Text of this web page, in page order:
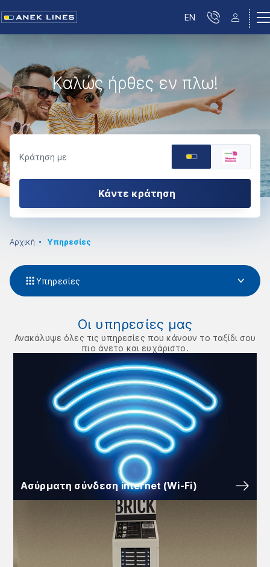
EN
Καλώς ήρθες εν πλω!
Κράτηση με
Κάντε κράτηση
Αρχική Υπηρεσίες
Υπηρεσίες
Οι υπηρεσίες μας
Ανακάλυψε όλες τις υπηρεσίες που κάνουν το ταξίδι σου
πιο άνετο και ευχάριστο.
Ασύρματη σύνδεση internet (Wi-Fi)